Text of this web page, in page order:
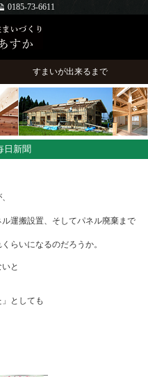
0185-73-6611
すまいが出来るまで
新聞
運搬設置、そしてパネル廃棄まで
らいになるのだろうか。
と
としても